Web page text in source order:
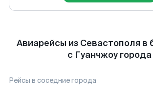
Авиарейсы из Севастополя
с Гуанчжоу города
Рейсы в соседние города